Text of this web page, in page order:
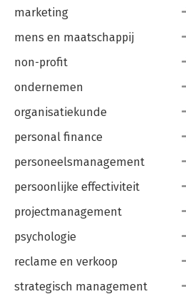
marketing
mens en maatschappij
non-profit
ondernemen
organisatiekunde
personal finance
personeelsmanagement
persoonlijke effectiviteit
projectmanagement
psychologie
reclame en verkoop
strategisch management